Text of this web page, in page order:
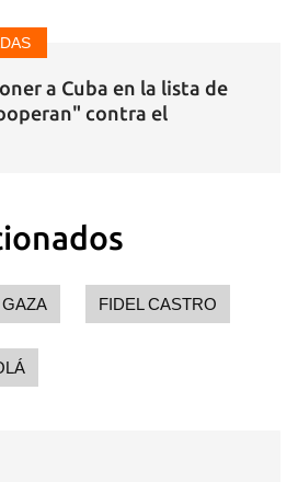
a Cuba en la lista de
contra el
GAZA FIDEL CASTRO